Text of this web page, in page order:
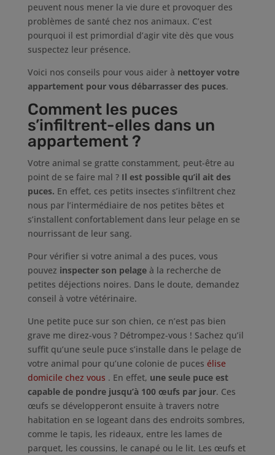
peuvent nous mener la vie dure et provoquer des
problèmes de santé chez nos animaux. C’est
pourquoi il est primordial d’agir vite dès que vous
suspectez leur présence.
Voici nos conseils pour vous aider à nettoyer votre
appartement pour vous débarrasser des puces.
Comment les puces
s’infiltrent-elles dans un
appartement ?
Votre animal se gratte constamment, peut-être au
point de se faire mal ?Il est possible qu’il ait des
puces. En effet, ces petits insectes s’infiltrent chez
nous par l’intermédiaire de nos petites bêtes et
s’installent confortablement dans leur pelage en se
nourrissant de leur sang.
Pour vérifier si votre animal a des puces, vous
pouvez inspecter son pelageà la recherche de
petites déjections noires. Dans le doute, demandez
conseil à votre vétérinaire.
Une petite puce sur son chien, ce n’est pas bien
grave me direz-vous ? Détrompez-vous ! Sachez qu’il
suffit qu’une seule puce s’installe dans le pelage de
votre animal pour qu’une colonie de puces élise
domicile chez vous . En effet, une seule puce est
capable de pondre jusqu’à 100 œufs par jour. Ces
œufs se développeront ensuite à travers notre
habitation en se logeant dans des endroits sombres,
comme le tapis, les rideaux, entre les lames de
parquet, les coussins, le canapé ou le lit. Les œufs et